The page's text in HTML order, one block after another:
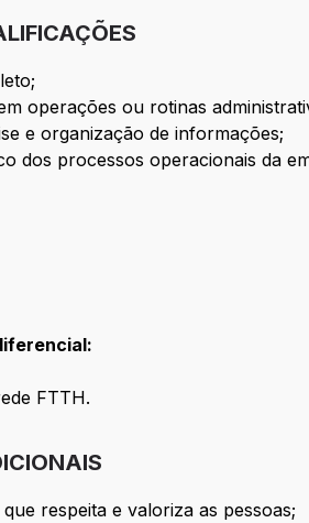
operações ou rotinas
e organização de informações;
dos processos operacionais da
FTTH.
respeita e valoriza as pessoas;